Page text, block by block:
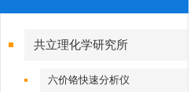
共立理化学研究所
六价铬快速分析仪